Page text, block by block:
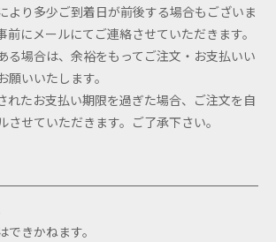
より多少ご到着日が前後する場合もございま
前にメールにてご連絡させていただきます。
る場合は、余裕をもってご注文・お支払いい
いいたします。
れたお支払い期限を過ぎた場合、ご注文を自
させていただきます。ご了承下さい。
きかねます。